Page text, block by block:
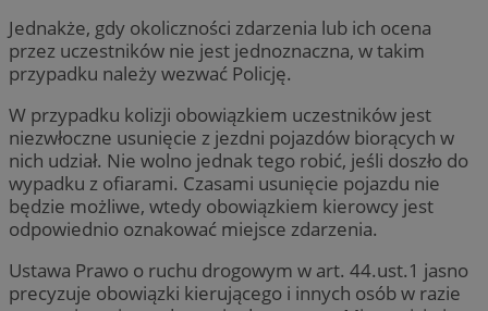
Jednakże, gdy okoliczności zdarzenia lub ich ocena
przez uczestników nie jest jednoznaczna, w takim
przypadku należy wezwać Policję.
W przypadku kolizji obowiązkiem uczestników jest
niezwłoczne usunięcie z jezdni pojazdów biorących w
nich udział. Nie wolno jednak tego robić, jeśli doszło do
wypadku z ofiarami. Czasami usunięcie pojazdu nie
będzie możliwe, wtedy obowiązkiem kierowcy jest
odpowiednio oznakować miejsce zdarzenia.
Ustawa Prawo o ruchu drogowym w art. 44.ust.1 jasno
precyzuje obowiązki kierującego i innych osób w razie